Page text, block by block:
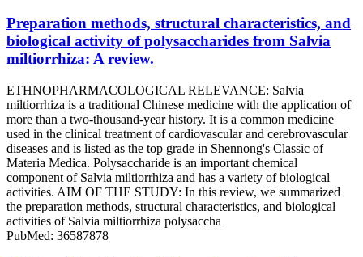
Preparation methods, structural characteristics, and
biological activity of polysaccharides from Salvia
miltiorrhiza: A review.
ETHNOPHARMACOLOGICAL RELEVANCE: Salvia
miltiorrhiza is a traditional Chinese medicine with the application of
more than a two-thousand-year history. It is a common medicine
used in the clinical treatment of cardiovascular and cerebrovascular
diseases and is listed as the top grade in Shennong's Classic of
Materia Medica. Polysaccharide is an important chemical
component of Salvia miltiorrhiza and has a variety of biological
activities. AIM OF THE STUDY: In this review, we summarized
the preparation methods, structural characteristics, and biological
activities of Salvia miltiorrhiza polysaccha
PubMed: 36587878